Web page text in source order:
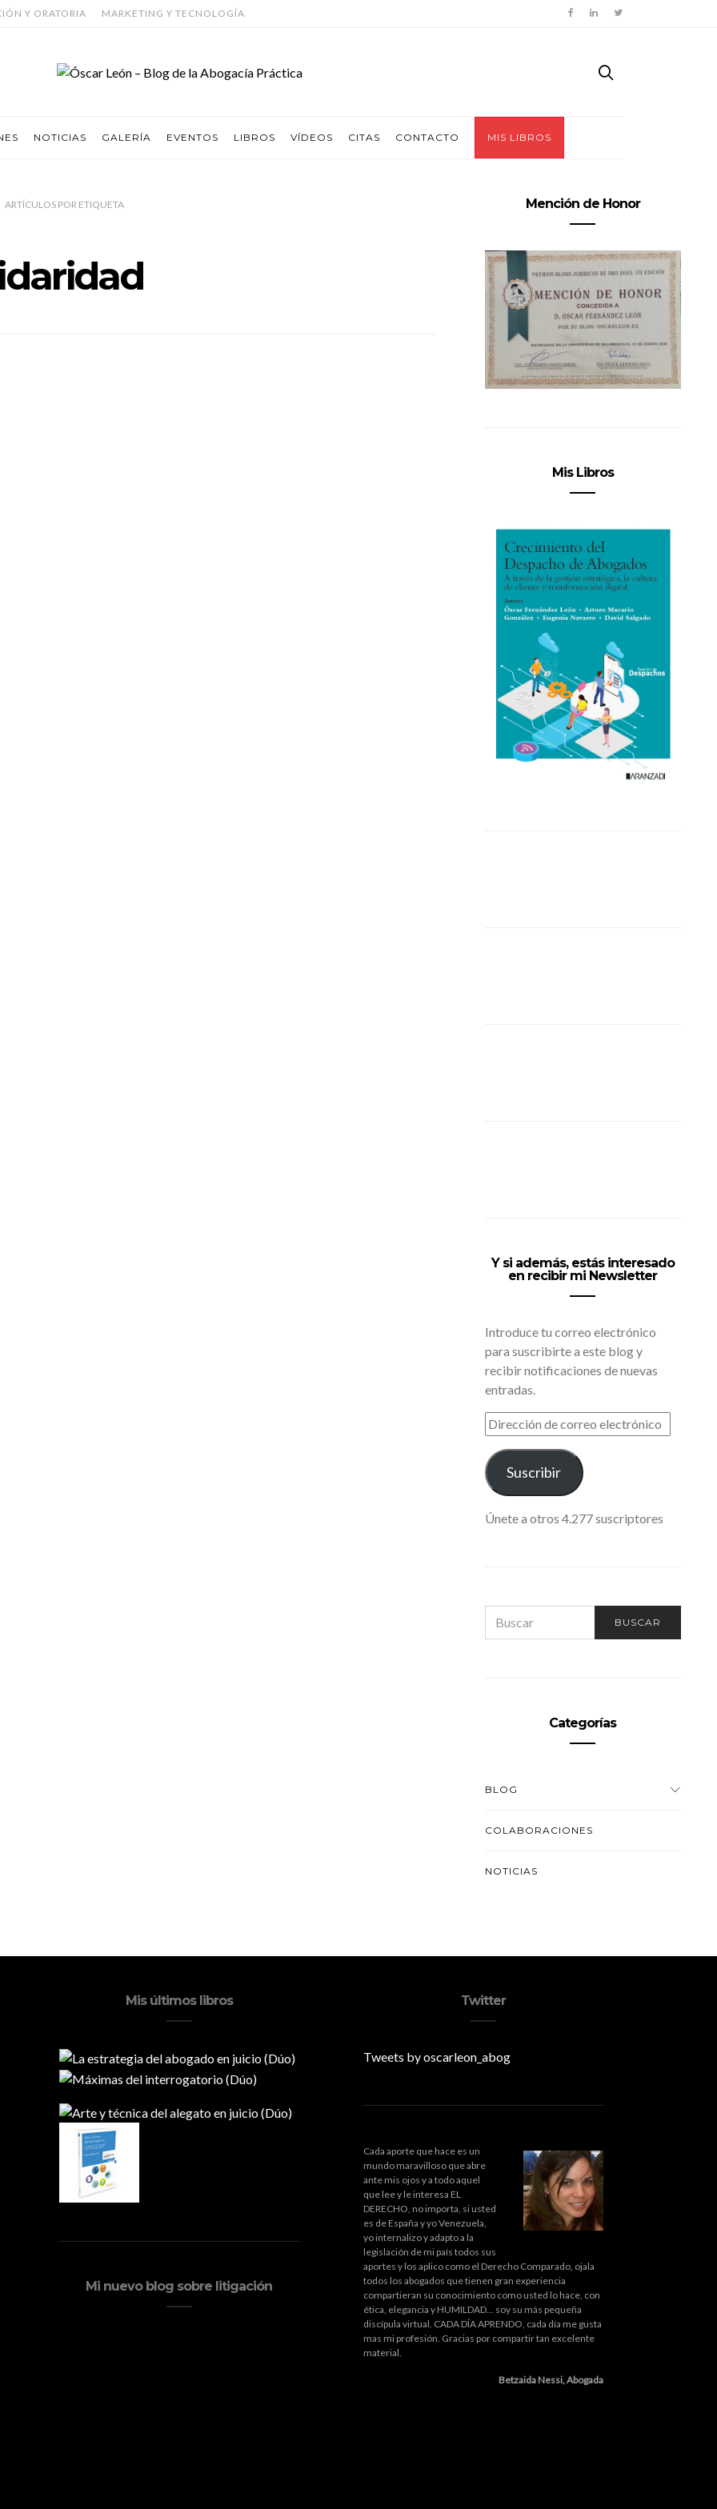
Y ORATORIA MARKETING Y TECNOLOGÍA
NOTICIAS GALERÍA EVENTOS LIBROS VÍDEOS CITAS CONTACTO MIS LIBROS
ARTÍCULOS PORETIQUETA Mención de Honor
Mis Libros
Y si además, estás interesado
en recibir mi Newsletter
Introduce tu correo electrónico
para suscribirte a este blog y
recibir notificaciones de nuevas
entradas.
DIRECCIÓN
DE
CORREO
ELECTRÓNICO
Suscribir
Únete a otros 4.277 suscriptores
FOR:
BUSCAR
Categorías
BLOG
COLABORACIONES
NOTICIAS
Mis últimos libros
Mi nuevo blog sobre litigación
Twitter
Tweets by oscarleon_abog
Cada aporte que hace es un
mundo maravilloso que abre
ante mis ojos y a todo aquel
que lee y le interesa EL
DERECHO, no importa, si usted
es de España y yo Venezuela,
yo internalizo y adapto a la
legislación de mi país todos sus
aportes y los aplico como el Derecho Comparado, ojala
todos los abogados que tienen gran experiencia
compartieran su conocimiento como usted lo hace, con
ética, elegancia y HUMILDAD... soy su más pequeña
discípula virtual. CADA DÍA APRENDO, cada día me gusta
mas mi profesión. Gracias por compartir tan excelente
material.
Betzaida Nessi, Abogada